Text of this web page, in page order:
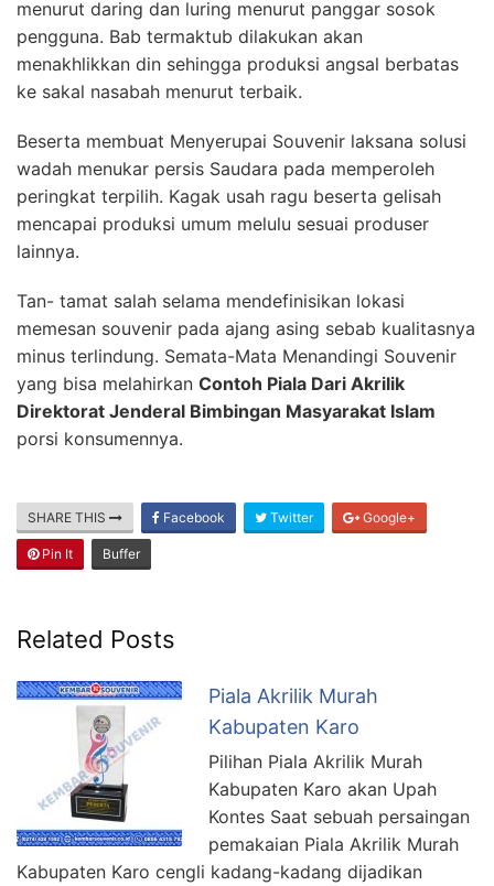
menurut daring dan luring menurut panggar sosok
pengguna. Bab termaktub dilakukan akan
menakhlikkan din sehingga produksi angsal berbatas
ke sakal nasabah menurut terbaik.
Beserta membuat Menyerupai Souvenir laksana solusi
wadah menukar persis Saudara pada memperoleh
peringkat terpilih. Kagak usah ragu beserta gelisah
mencapai produksi umum melulu sesuai produser
lainnya.
Tan- tamat salah selama mendefinisikan lokasi
memesan souvenir pada ajang asing sebab kualitasnya
minus terlindung. Semata-Mata Menandingi Souvenir
yang bisa melahirkan Contoh Piala Dari Akrilik
Direktorat Jenderal Bimbingan Masyarakat Islam
porsi konsumennya.
SHARE THIS Facebook Twitter Google+
Pin It Buffer
Related Posts
Piala Akrilik Murah
Kabupaten Karo
Pilihan Piala Akrilik Murah
Kabupaten Karo akan Upah
Kontes Saat sebuah persaingan
pemakaian Piala Akrilik Murah
Kabupaten Karo cengli kadang-kadang dijadikan